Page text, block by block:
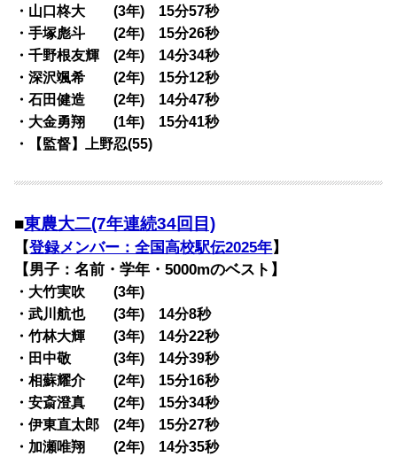
・山口柊大 (3年) 15分57秒
・手塚彪斗 (2年) 15分26秒
・千野根友輝 (2年) 14分34秒
・深沢颯希 (2年) 15分12秒
・石田健造 (2年) 14分47秒
・大金勇翔 (1年) 15分41秒
・【監督】上野忍(55)
■東農大二(7年連続34回目)
【登録メンバー：全国高校駅伝2025年】
【男子：名前・学年・5000mのベスト】
・大竹実吹 (3年)
・武川航也 (3年) 14分8秒
・竹林大輝 (3年) 14分22秒
・田中敬 (3年) 14分39秒
・相蘇耀介 (2年) 15分16秒
・安斎澄真 (2年) 15分34秒
・伊東直太郎 (2年) 15分27秒
・加瀬唯翔 (2年) 14分35秒